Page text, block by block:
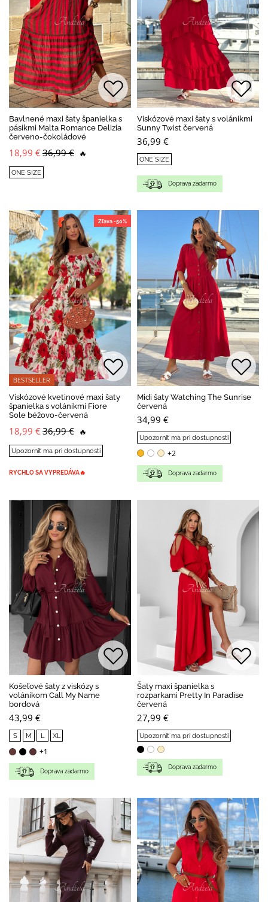
Bavlnené maxi šaty španielka s
pásikmi Malta Romance Delizia
červeno-čokoládové
18,99 €36,99 € 🔥
ONE SIZE
Viskózové maxi šaty s volánikmi
Sunny Twist červená
36,99 €
ONE SIZE
Doprava zadarmo
Zľava -50%
BESTSELLER
Viskózové kvetinové maxi šaty
španielka s volánikmi Fiore
Sole béžovo-červená
18,99 €36,99 € 🔥
Upozorniť ma pri dostupnosti
RYCHLO SA VYPREDÁVA🔥
Midi šaty Watching The Sunrise
červená
34,99 €
Upozorniť ma pri dostupnosti
+2
Doprava zadarmo
Košeľové šaty z viskózy s
volánikom Call My Name
bordová
43,99 €
S M L XL
+1
Doprava zadarmo
Šaty maxi španielka s
rozparkami Pretty In Paradise
červená
27,99 €
Upozorniť ma pri dostupnosti
Doprava zadarmo